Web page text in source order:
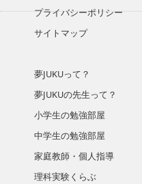
プライバシーポリシー
サイトマップ
夢JUKUって？
夢JUKUの先生って？
小学生の勉強部屋
中学生の勉強部屋
家庭教師・個人指導
理科実験くらぶ